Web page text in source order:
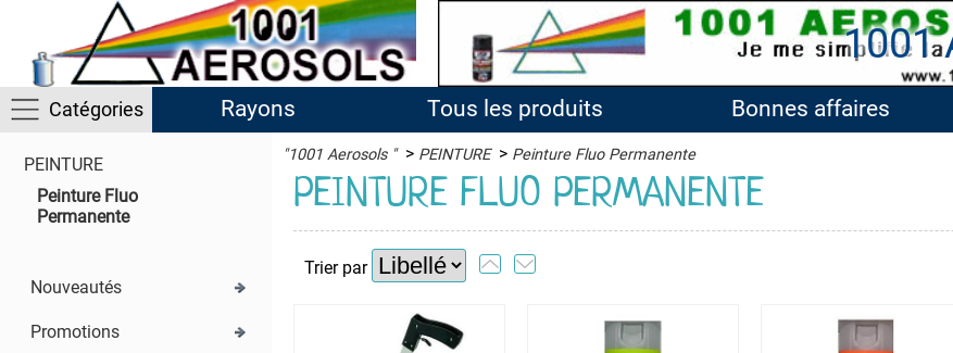
1001
Catégories Rayons Tous les produits Bonnes affaires
PEINTURE
Peinture Fluo
Permanente
Nouveautés
Promotions
"1001 Aerosols "> PEINTURE> Peinture Fluo Permanente
PEINTURE FLUO PERMANENTE
Trier par
ACTIVITES
ADHESIFS
ISOLATION